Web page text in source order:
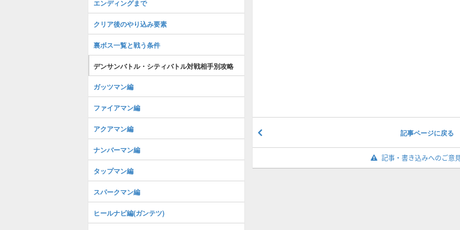
記事ページに戻る
記事・書き込みへのご意
エンディングまで
クリア後のやり込み要素
裏ボス一覧と戦う条件
デンサンバトル・シティバトル対戦相手別攻略
ガッツマン編
ファイアマン編
アクアマン編
ナンバーマン編
タップマン編
スパークマン編
ヒールナビ編(ガンテツ)